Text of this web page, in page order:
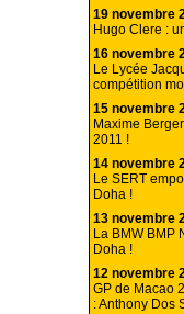
19 novembre
Hugo Clere :
16 novembre
Le Lycée
compétition
15 novembre
Maxime
2011 !
14 novembre
Le SERT
Doha !
13 novembre
La BMW BMP
Doha !
12 novembre
GP de Macao
: Anthony Dos